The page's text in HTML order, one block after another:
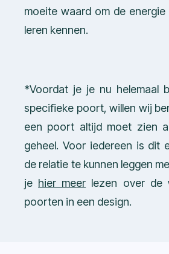
moeite waard om de
leren kennen.
*Voordat je je nu helemaal
specifieke poort, willen wij
een poort altijd moet zien
geheel. Voor iedereen is dit
de relatie te kunnen leggen
je hier meer lezen over de
poorten in een design.